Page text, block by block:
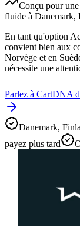
Conçu pour
fluide à Danemark,
En tant qu'option
convient bien aux
Norvège et en
nécessite une
Parlez à CartDNA
Danemark,
payez plus tard